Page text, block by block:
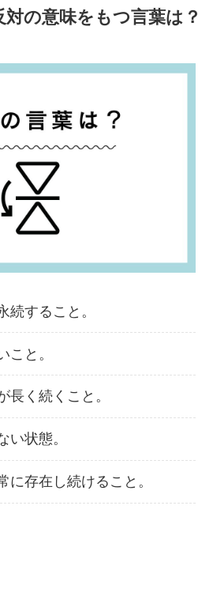
対の意味をもつ言葉は？
続すること。
こと。
長く続くこと。
い状態。
に存在し続けること。